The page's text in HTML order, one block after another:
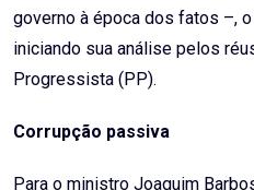
governo à época dos fatos –,
iniciando sua análise pelos
Progressista (PP).
Corrupção passiva
Para o ministro Joaquim